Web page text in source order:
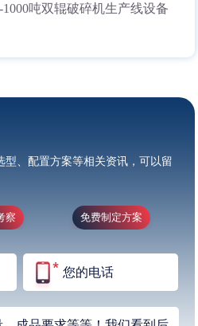
1000吨双辊破碎机生产线设备
型、配置方案等相关资讯，可以留
察 免费制定方案